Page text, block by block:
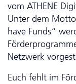
vom ATHENE
Unter dem
have Funds“
Netzwerk
Euch fehlt im